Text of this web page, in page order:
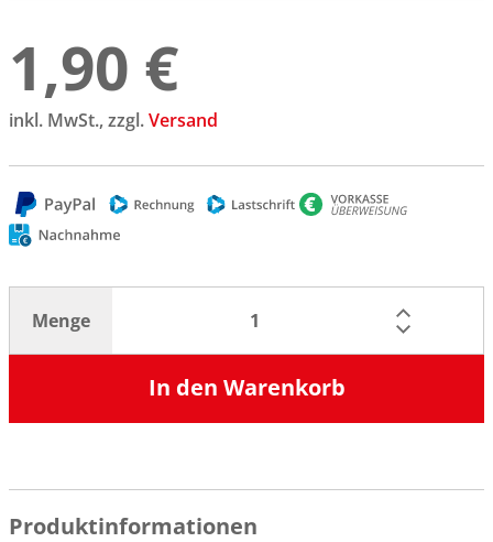
1,90 €
inkl. MwSt., zzgl.Versand
Menge
In den Warenkorb
Produktinformationen